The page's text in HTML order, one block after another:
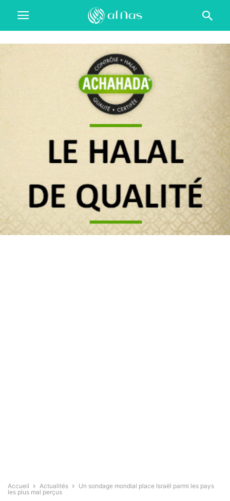
Accueil Actualités
Un sondage mondial place Israël parmi les pays
les plus mal perçus